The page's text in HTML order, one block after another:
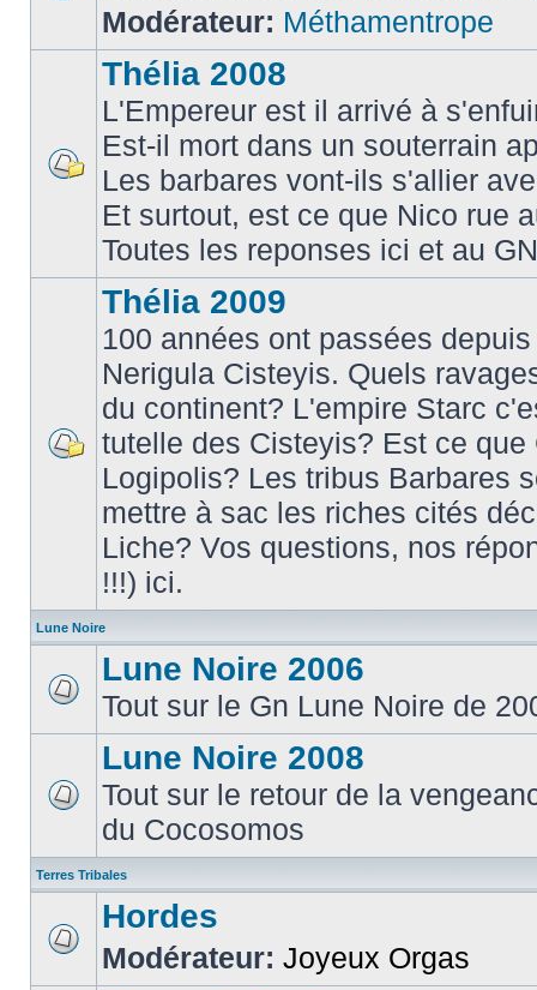
Modérateur: Méthamentrope
Thélia 2008
L'Empereur est il arrivé à
Est-il mort dans un souterrain
Les barbares vont-ils s'allier
Et surtout, est ce que Nico rue
Toutes les reponses ici et au GN
Thélia 2009
100 années ont passées
Nerigula Cisteyis. Quels
du continent? L'empire Starc
tutelle des Cisteyis? Est ce
Logipolis? Les tribus Barbares
mettre à sac les riches cités
Liche? Vos questions, nos
!!!) ici.
Lune Noire
Lune Noire 2006
Tout sur le Gn Lune Noire de
Lune Noire 2008
Tout sur le retour de la
du Cocosomos
Terres Tribales
Hordes
Modérateur: Joyeux Orgas